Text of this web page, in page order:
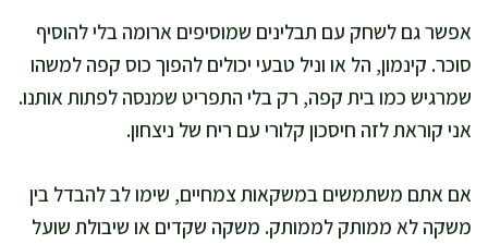
אפשר גם לשחק עם תבלינים שמוסיפים ארומה בלי להוסיף
סוכר. קינמון, הל או וניל טבעי יכולים להפוך כוס קפה למשהו
שמרגיש כמו בית קפה, רק בלי התפריט שמנסה לפתות אותנו.
אני קוראת לזה חיסכון קלורי עם ריח של ניצחון.
אם אתם משתמשים במשקאות צמחיים, שימו לב להבדל בין
משקה לא ממותק לממותק. משקה שקדים או שיבולת שועל